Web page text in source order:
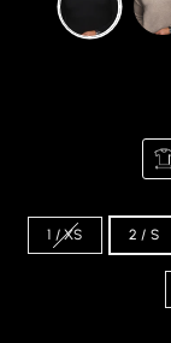
1 / XS 2 / S